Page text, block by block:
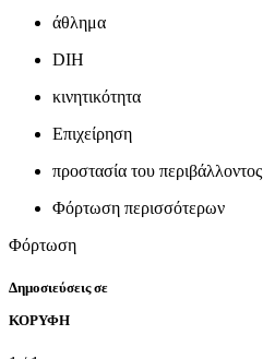
άθλημα
DIH
κινητικότητα
Επιχείρηση
προστασία του περιβάλλοντος
Φόρτωση περισσότερων
Φόρτωση
Δημοσιεύσεις σε
ΚΟΡΥΦΗ